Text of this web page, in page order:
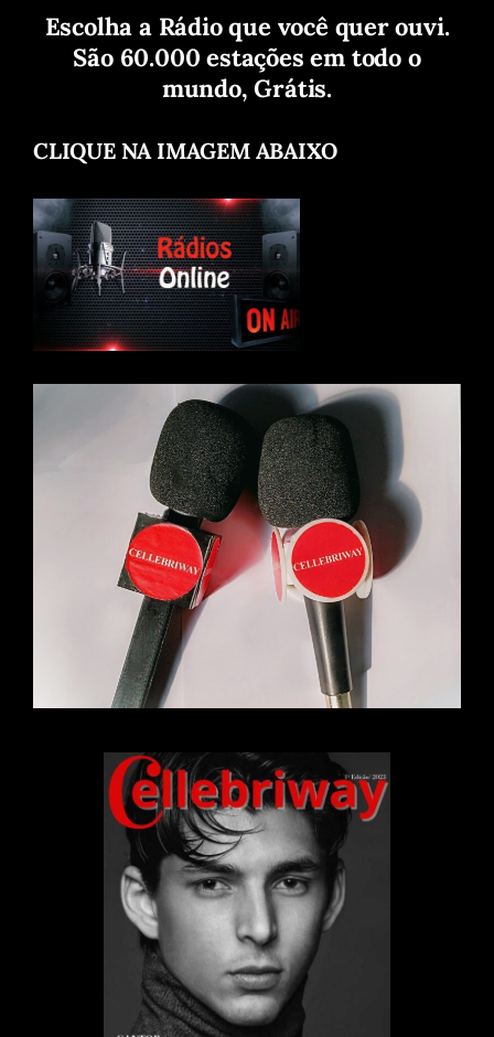
Escolha a Rádio que você quer ouvi.
São 60.000 estações em todo o
mundo, Grátis.
CLIQUE NA IMAGEM ABAIXO